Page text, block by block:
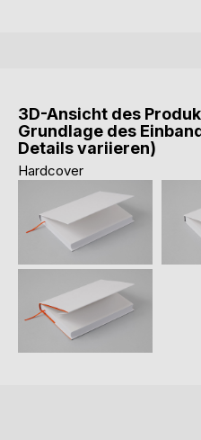
3D-Ansicht des
Grundlage des
Details variieren)
Hardcover